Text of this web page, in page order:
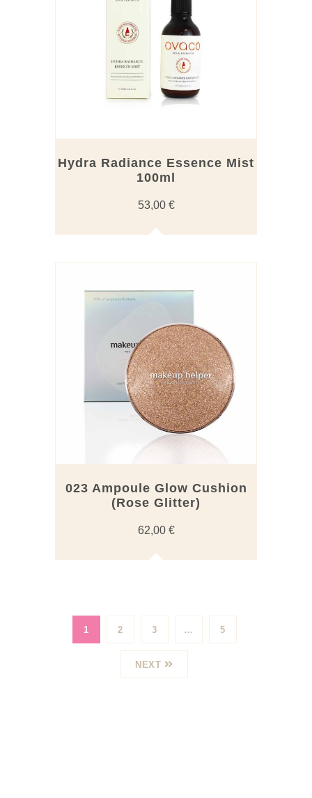
Hydra Radiance Essence Mist
100ml
53,00 €
023 Ampoule Glow Cushion
(Rose Glitter)
62,00 €
1 2 3 … 5
NEXT